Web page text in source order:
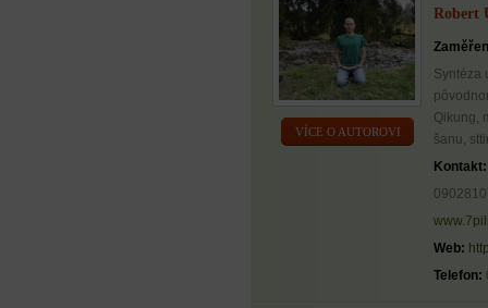
VÍCE O AUTOROVI
Robert
Syntéza
Qikung,
šanu,
Kontakt:
Web:
Telefon: